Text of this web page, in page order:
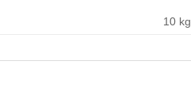
10 kg